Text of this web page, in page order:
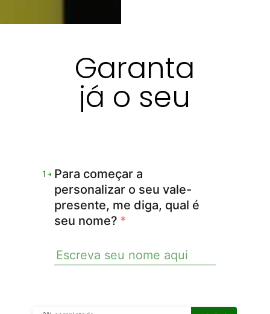
Garanta
já o seu
1
Para começar a
personalizar o seu vale-
presente, me diga, qual é
seu nome? *